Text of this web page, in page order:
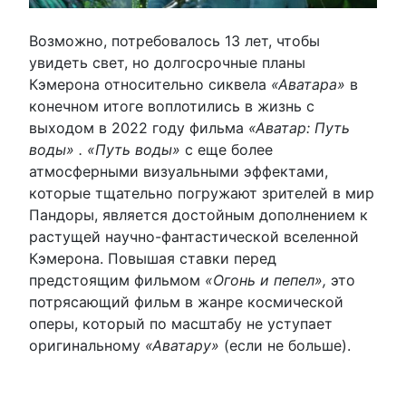
Возможно, потребовалось 13 лет, чтобы
увидеть свет, но долгосрочные планы
Кэмерона относительно сиквела «Аватара» в
конечном итоге воплотились в жизнь с
выходом в 2022 году фильма «Аватар: Путь
воды» . «Путь воды» с еще более
атмосферными визуальными эффектами,
которые тщательно погружают зрителей в мир
Пандоры, является достойным дополнением к
растущей научно-фантастической вселенной
Кэмерона. Повышая ставки перед
предстоящим фильмом «Огонь и пепел», это
потрясающий фильм в жанре космической
оперы, который по масштабу не уступает
оригинальному «Аватару» (если не больше).